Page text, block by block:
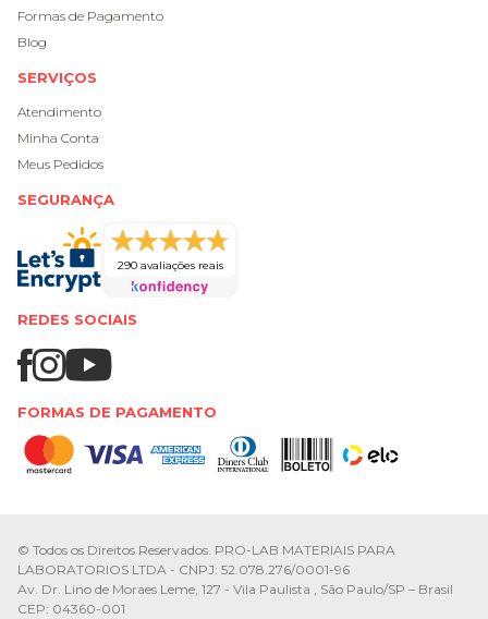
Formas de Pagamento
Blog
SERVIÇOS
Atendimento
Minha Conta
Meus Pedidos
SEGURANÇA
290 avaliações reais
REDES SOCIAIS
FORMAS DE PAGAMENTO
© Todos os Direitos Reservados. PRO-LAB MATERIAIS PARA
LABORATORIOS LTDA - CNPJ: 52.078.276/0001-96
Av. Dr. Lino de Moraes Leme, 127 - Vila Paulista , São Paulo/SP – Brasil
CEP: 04360-001